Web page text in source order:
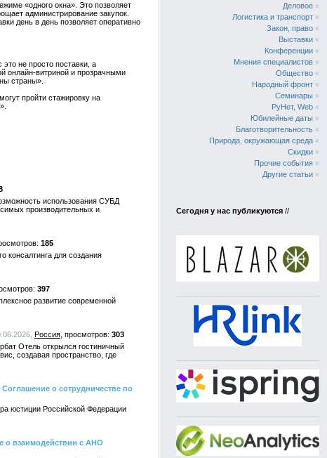
«одного окна». Это позволяет
администрирование закупок.
день в день позволяет оперативно
не просто поставки, а
онлайн-витриной и прозрачными
страны».
пройти стажировку на
использования СУБД
производительных и
185
консалтинга для создания
397
развитие современной
Россия
303
Отель открылся гостиничный
создавая пространство, где
о сотрудничестве по
юстиции Российской Федерации
о взаимодействии с АНО
Деловое «
Логистика и транспорт «
Закон, право «
Выставки «
Конференции «
Мнения специалистов «
Общество «
Народный фронт «
Семинары «
РуНет, Web «
Юбилейные даты «
Благотворительность «
Природа, окружающая среда «
Скидки «
Прочие события «
Другие статьи «
Сегодня у нас публикуются //